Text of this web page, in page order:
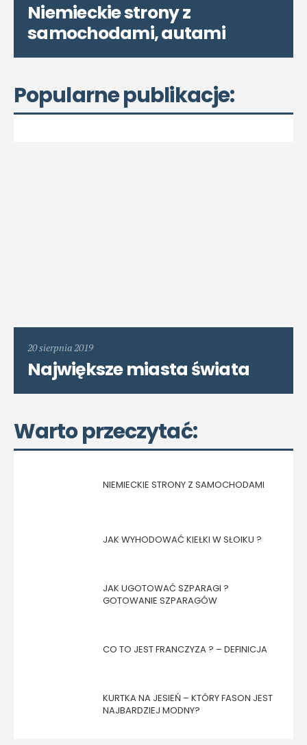
Niemieckie strony z
samochodami, autami
Popularne publikacje:
20 sierpnia 2019
Największe miasta świata
Warto przeczytać:
NIEMIECKIE STRONY Z SAMOCHODAMI
JAK WYHODOWAĆ KIEŁKI W SŁOIKU ?
JAK UGOTOWAĆ SZPARAGI ?
GOTOWANIE SZPARAGÓW
CO TO JEST FRANCZYZA ? – DEFINICJA
KURTKA NA JESIEŃ – KTÓRY FASON JEST
NAJBARDZIEJ MODNY?